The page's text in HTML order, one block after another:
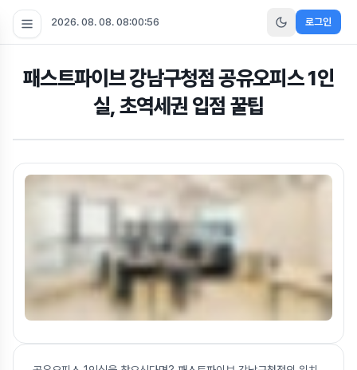
2026. 08. 08. 08:00:57 로그인
패스트파이브 강남구청점 공유오피스 1인
실, 초역세권 입점 꿀팁